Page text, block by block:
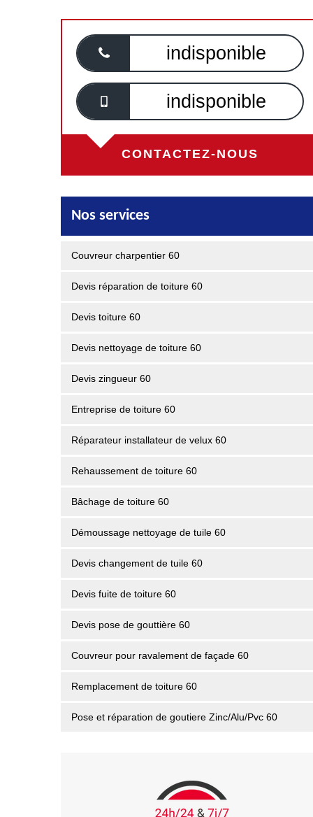
indisponible
indisponible
CONTACTEZ-NOUS
Nos services
Couvreur charpentier 60
Devis réparation de toiture 60
Devis toiture 60
Devis nettoyage de toiture 60
Devis zingueur 60
Entreprise de toiture 60
Réparateur installateur de velux 60
Rehaussement de toiture 60
Bâchage de toiture 60
Démoussage nettoyage de tuile 60
Devis changement de tuile 60
Devis fuite de toiture 60
Devis pose de gouttière 60
Couvreur pour ravalement de façade 60
Remplacement de toiture 60
Pose et réparation de goutiere Zinc/Alu/Pvc 60